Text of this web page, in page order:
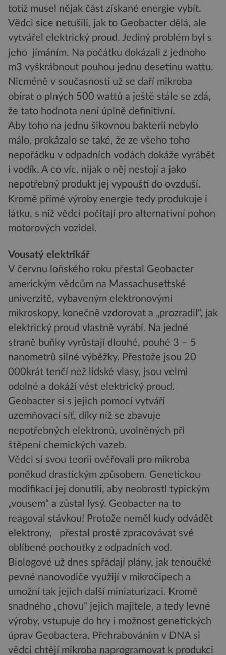
totiž musel nějak část získané energie vybít.
Vědci sice netušili, jak to Geobacter dělá, ale
vytvářel elektrický proud. Jediný problém byl s
jeho jímáním. Na počátku dokázali z jednoho
m3 vyškrábnout pouhou jednu desetinu wattu.
Nicméně v současnosti už se daří mikroba
obírat o plných 500 wattů a ještě stále se zdá,
že tato hodnota není úplně definitivní.
Aby toho na jednu šikovnou bakterii nebylo
málo, prokázalo se také, že ze všeho toho
nepořádku v odpadních vodách dokáže vyrábět
i vodík. A co víc, nijak o něj nestojí a jako
nepotřebný produkt jej vypouští do ovzduší.
Kromě přímé výroby energie tedy produkuje i
látku, s níž vědci počítají pro alternativní pohon
motorových vozidel.
Vousatý elektrikář
V červnu loňského roku přestal Geobacter
americkým vědcům na Massachusettské
univerzitě, vybaveným elektronovými
mikroskopy, konečně vzdorovat a „prozradil“, jak
elektrický proud vlastně vyrábí. Na jedné
straně buňky vyrůstají dlouhé, pouhé 3 – 5
nanometrů silné výběžky. Přestože jsou 20
000krát tenčí než lidské vlasy, jsou velmi
odolné a dokáží vést elektrický proud.
Geobacter si s jejich pomocí vytváří
uzemňovací síť, díky níž se zbavuje
nepotřebných elektronů, uvolněných při
štěpení chemických vazeb.
Vědci si svou teorii ověřovali pro mikroba
poněkud drastickým způsobem. Genetickou
modifikací jej donutili, aby neobrostl typickým
„vousem“ a zůstal lysý. Geobacter na to
reagoval stávkou! Protože neměl kudy odvádět
elektrony, přestal prostě zpracovávat své
oblíbené pochoutky z odpadních vod.
Biologové už dnes spřádají plány, jak tenoučké
pevné nanovodiče využijí v mikročipech a
umožní tak jejich další miniaturizaci. Kromě
snadného „chovu“ jejich majitele, a tedy levné
výroby, vstupuje do hry i možnost genetických
úprav Geobactera. Přehrabováním v DNA si
vědci chtějí mikroba naprogramovat k produkci